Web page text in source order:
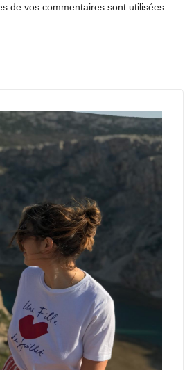
de vos commentaires sont utilisées